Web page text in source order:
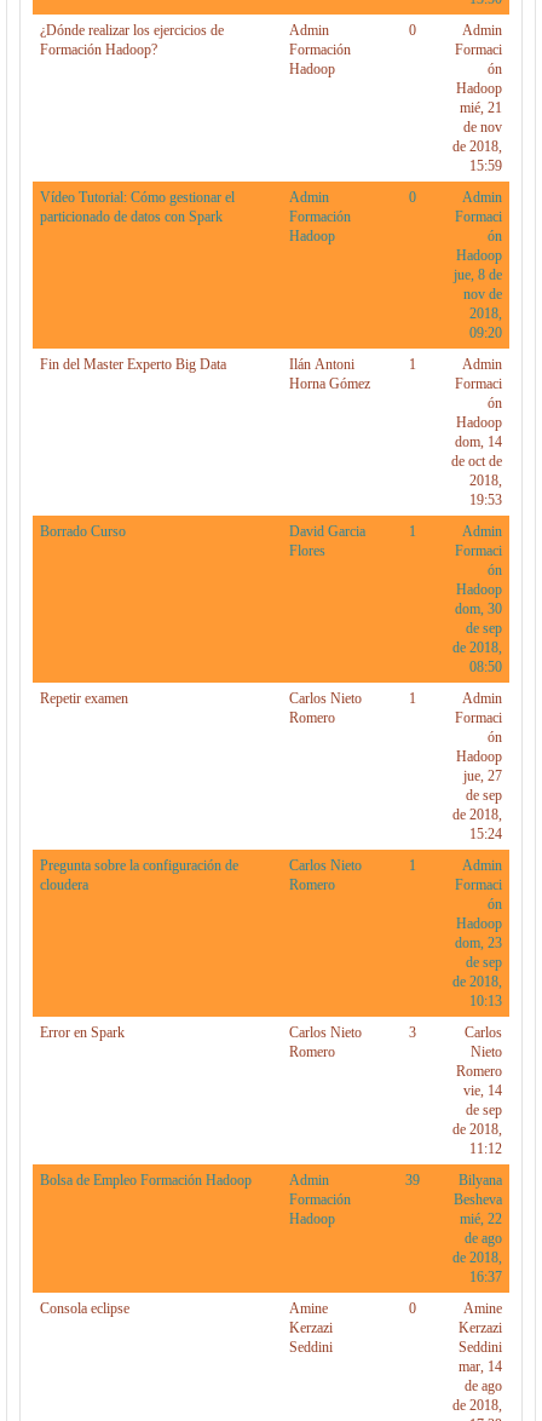
¿Dónde realizar los ejercicios de
Formación Hadoop?
Admin
Formación
Hadoop
0
Admin
Formaci
ón
Hadoop
mié, 21
de nov
de 2018,
15:59
Vídeo Tutorial: Cómo gestionar el
particionado de datos con Spark
Admin
Formación
Hadoop
0
Admin
Formaci
ón
Hadoop
jue, 8 de
nov de
2018,
09:20
Fin del Master Experto Big Data
Ilán Antoni
Horna Gómez
1
Admin
Formaci
ón
Hadoop
dom, 14
de oct de
2018,
19:53
Borrado Curso
David Garcia
Flores
1
Admin
Formaci
ón
Hadoop
dom, 30
de sep
de 2018,
08:50
Repetir examen
Carlos Nieto
Romero
1
Admin
Formaci
ón
Hadoop
jue, 27
de sep
de 2018,
15:24
Pregunta sobre la configuración de
cloudera
Carlos Nieto
Romero
1
Admin
Formaci
ón
Hadoop
dom, 23
de sep
de 2018,
10:13
Error en Spark
Carlos Nieto
Romero
3
Carlos
Nieto
Romero
vie, 14
de sep
de 2018,
11:12
Bolsa de Empleo Formación Hadoop
Admin
Formación
Hadoop
39
Bilyana
Besheva
mié, 22
de ago
de 2018,
16:37
Consola eclipse
Amine
Kerzazi
Seddini
0
Amine
Kerzazi
Seddini
mar, 14
de ago
de 2018,